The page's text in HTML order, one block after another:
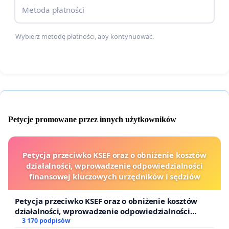
Metoda płatności
Wybierz metodę płatności, aby kontynuować.
Petycje promowane przez innych użytkowników
Petycja przeciwko KSEF oraz o obniżenie kosztów
działalności, wprowadzenie odpowiedzialności
finansowej kluczowych urzędników i sędziów
Petycja przeciwko KSEF oraz o obniżenie kosztów
działalności, wprowadzenie odpowiedzialności
finansowej kluczowych urzędników i sędziów
3 170 podpisów